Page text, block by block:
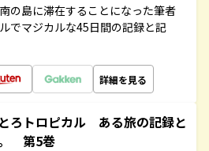
の島に滞在することになった筆者
でマジカルな45日間の記録と記
詳細を見る
ろトロピカル ある旅の記録と
第5巻